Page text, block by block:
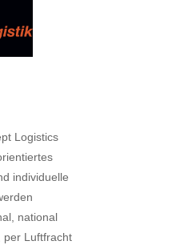
Logistics
individuelle
national
per Luftfracht